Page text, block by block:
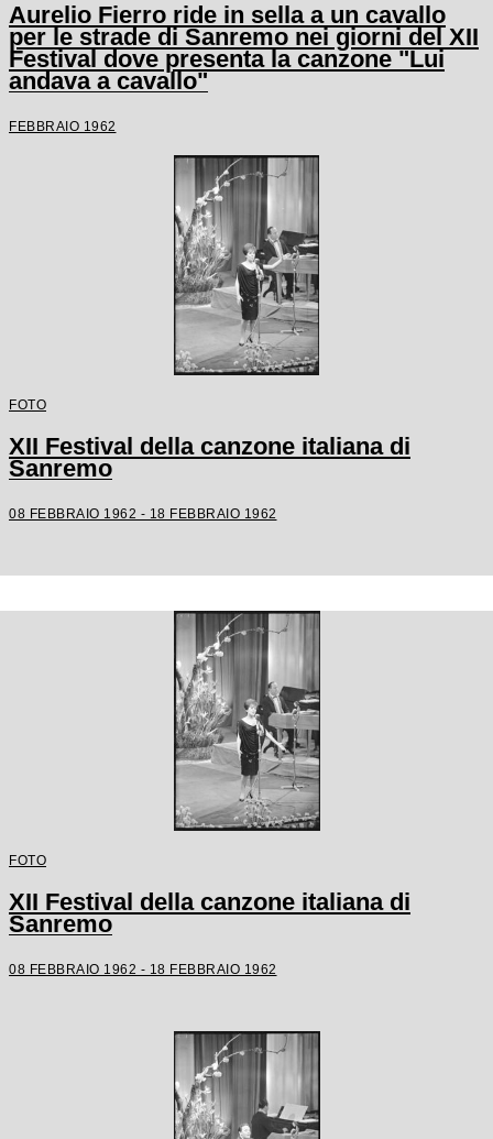
Aurelio Fierro ride in sella a un cavallo
per le strade di Sanremo nei giorni del XII
Festival dove presenta la canzone "Lui
andava a cavallo"
FEBBRAIO 1962
FOTO
XII Festival della canzone italiana di
Sanremo
08 FEBBRAIO 1962 - 18 FEBBRAIO 1962
FOTO
XII Festival della canzone italiana di
Sanremo
08 FEBBRAIO 1962 - 18 FEBBRAIO 1962